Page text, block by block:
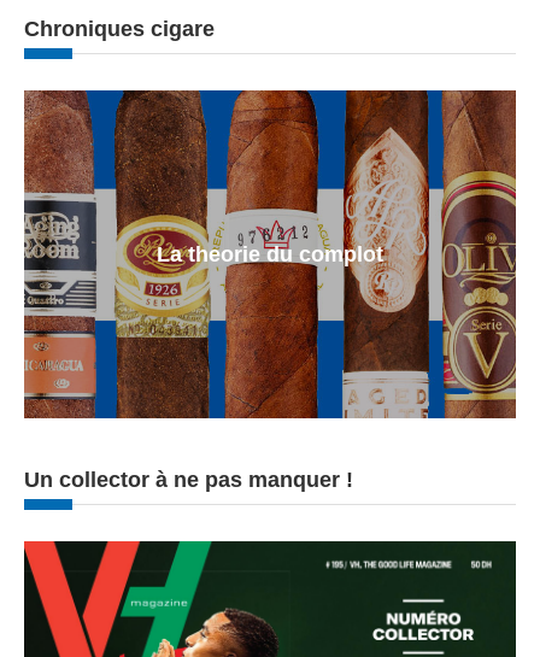
Chroniques cigare
La theorie du complot
Un collector à ne pas manquer !